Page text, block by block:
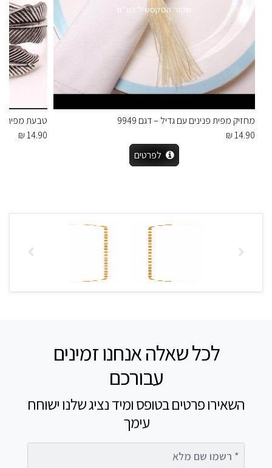
מחזיק מפית פנינים עם גדיל – דגם 9949
14.90 ₪
לפרטים
טבעת מפית
14.90 ₪
לכל שאלה אנחנו זמינים
עבורכם
השאירו פרטים בטופס ומיד נציג שלנו ישוחח
עימך